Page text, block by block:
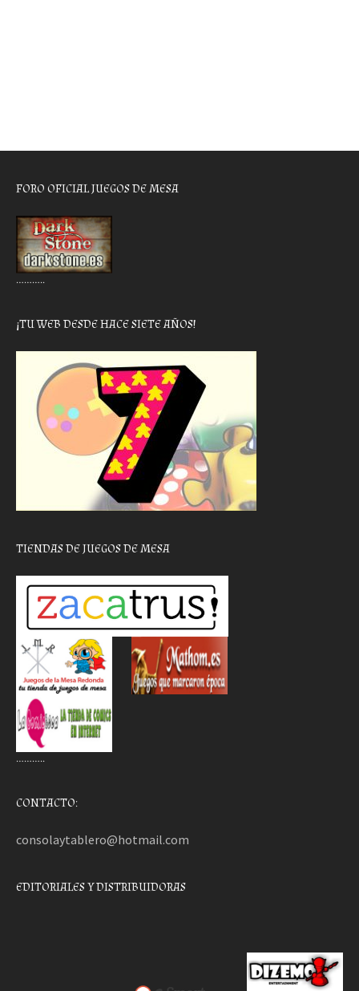
FORO OFICIAL JUEGOS DE MESA
………..
¡TU WEB DESDE HACE SIETE AÑOS!
TIENDAS DE JUEGOS DE MESA
………..
CONTACTO:
consolaytablero@hotmail.com
EDITORIALES Y DISTRIBUIDORAS